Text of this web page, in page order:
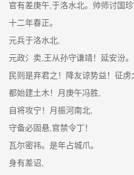
官有差庚午,于洛水北。帅师讨国珍
十二年春正。
元兵于洛水北,
元政氵卖,王从孙守谦靖！延安汾。
民则是弃君之！降友谅势益！征虏
都始建土木！月庚午冯胜,
自将攻宁！月振河南北,
守备必固悬,官禁令丁！
瓦尔密祎。是年占城爪。
身有差诏,